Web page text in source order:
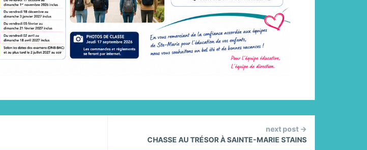
next post →
CHASSE AU TRÉSOR À SAINTE-MARIE STAINS